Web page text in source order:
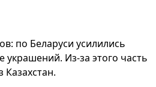
по Беларуси усилились
украшений. Из-за этого часть